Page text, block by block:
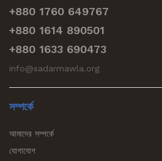
+880 1760 649767
+880 1614 890501
+880 1633 690473
info@sadarmawla.org
সম্পর্কে
আমাদের সম্পর্কে
যোগাযোগ